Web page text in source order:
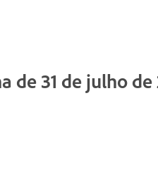
de 31 de julho de